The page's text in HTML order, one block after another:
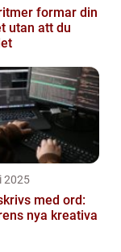
formar din
utan att du
2025
med ord:
nya kreativa